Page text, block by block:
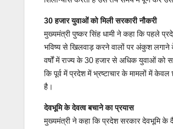
30 हजार युवाओं को मिली सरकारी नौकरी
मुख्यमंत्री पुष्कर सिंह धामी ने कहा कि पहले
भविष्य से खिलवाड़ करने वालों पर अंकुश
वर्षों में राज्य के 30 हजार से अधिक युवाओं को
कि पूर्व में प्रदेश में भ्रष्टाचार के मामलों में केवल
है।
देवभूमि के देवत्व बचाने का प्रयास
मुख्यमंत्री ने कहा कि प्रदेश सरकार देवभूमि के